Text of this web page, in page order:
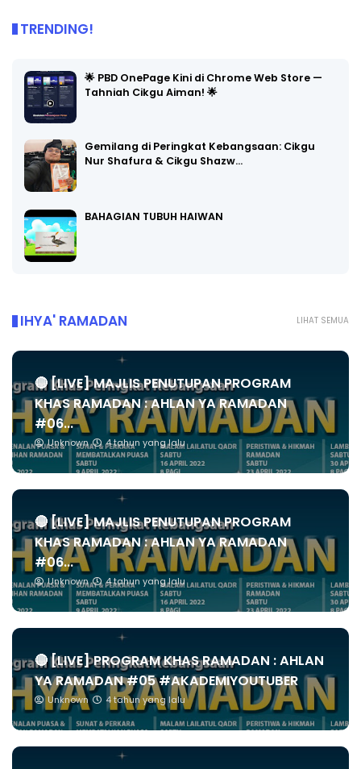
TRENDING!
🌟 PBD OnePage Kini di Chrome Web Store —
Tahniah Cikgu Aiman! 🌟
Gemilang di Peringkat Kebangsaan: Cikgu
Nur Shafura & Cikgu Shazw…
BAHAGIAN TUBUH HAIWAN
LIHAT SEMUA
IHYA' RAMADAN
🔴 [LIVE] MAJLIS PENUTUPAN PROGRAM
KHAS RAMADAN : AHLAN YA RAMADAN
#06...
Unknown 4 tahun yang lalu
🔴 [LIVE] MAJLIS PENUTUPAN PROGRAM
KHAS RAMADAN : AHLAN YA RAMADAN
#06...
Unknown 4 tahun yang lalu
🔴 [LIVE] PROGRAM KHAS RAMADAN : AHLAN
YA RAMADAN #05 #AKADEMIYOUTUBER
Unknown 4 tahun yang lalu